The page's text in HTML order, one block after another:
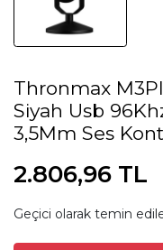
Thronmax
Siyah Usb
3,5Mm Ses
2.806,96 TL
Geçici olarak temin